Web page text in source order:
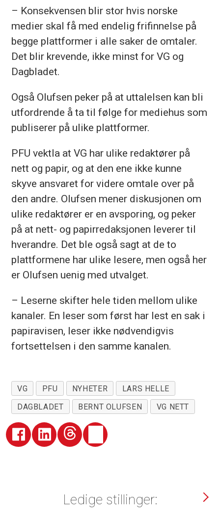
– Konsekvensen blir stor hvis norske
medier skal få med endelig frifinnelse på
begge plattformer i alle saker de omtaler.
Det blir krevende, ikke minst for VG og
Dagbladet.
Også Olufsen peker på at uttalelsen kan bli
utfordrende å ta til følge for mediehus som
publiserer på ulike plattformer.
PFU vektla at VG har ulike redaktører på
nett og papir, og at den ene ikke kunne
skyve ansvaret for videre omtale over på
den andre. Olufsen mener diskusjonen om
ulike redaktører er en avsporing, og peker
på at nett- og papirredaksjonen leverer til
hverandre. Det ble også sagt at de to
plattformene har ulike lesere, men også her
er Olufsen uenig med utvalget.
– Leserne skifter hele tiden mellom ulike
kanaler. En leser som først har lest en sak i
papiravisen, leser ikke nødvendigvis
fortsettelsen i den samme kanalen.
VG PFU NYHETER
LARS HELLE
DAGBLADET
BERNT OLUFSEN VG NETT
Ledige stillinger: